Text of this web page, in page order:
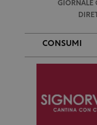
GIORNALE
CONSUMI